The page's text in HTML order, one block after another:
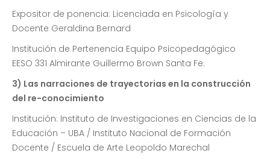
Expositor de ponencia: Licenciada en Psicología y
Docente Geraldina Bernard
Institución de Pertenencia Equipo Psicopedagógico
EESO 331 Almirante Guillermo Brown Santa Fe.
3) Las narraciones de trayectorias en la construcción
del re-conocimiento
Institución: Instituto de Investigaciones en Ciencias de la
Educación – UBA / Instituto Nacional de Formación
Docente / Escuela de Arte Leopoldo Marechal